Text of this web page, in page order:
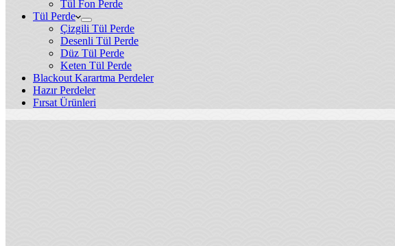
Tül Fon Perde
Tül Perde
Çizgili Tül Perde
Desenli Tül Perde
Düz Tül Perde
Keten Tül Perde
Blackout Karartma Perdeler
Hazır Perdeler
Fırsat Ürünleri